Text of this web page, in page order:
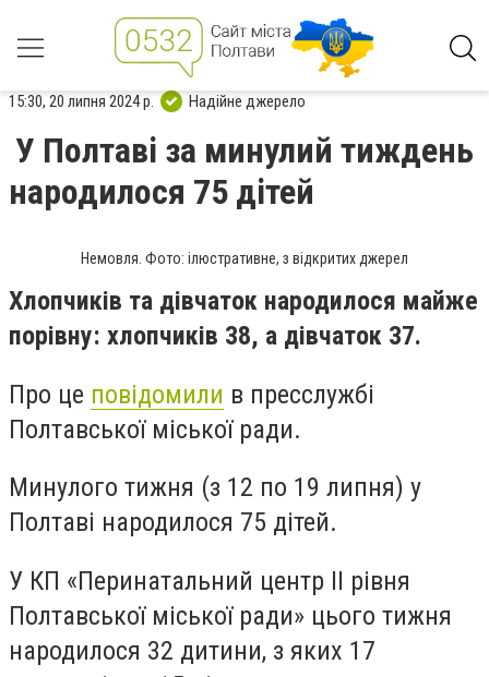
15:30, 20 липня 2024 р. Надійне джерело
У Полтаві за минулий тиждень
народилося 75 дітей
Немовля. Фото: ілюстративне, з відкритих джерел
Хлопчиків та дівчаток народилося майже
порівну: хлопчиків 38, а дівчаток 37.
Про це повідомили в пресслужбі
Полтавської міської ради.
Минулого тижня (з 12 по 19 липня) у
Полтаві народилося 75 дітей.
У КП «Перинатальний центр ІІ рівня
Полтавської міської ради» цього тижня
народилося 32 дитини, з яких 17